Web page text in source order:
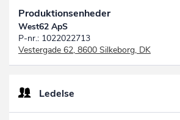
Produktionsenheder
West62 ApS
P-nr.: 1022022713
Vestergade 62, 8600 Silkeborg, DK
Ledelse